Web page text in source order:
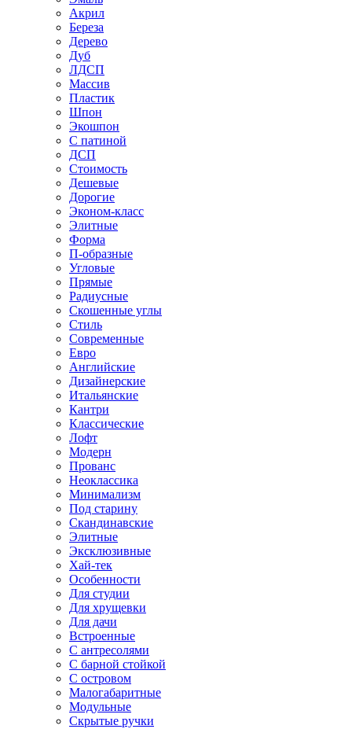
Акрил
Береза
Дерево
Дуб
ЛДСП
Массив
Пластик
Шпон
Экошпон
С патиной
ДСП
Стоимость
Дешевые
Дорогие
Эконом-класс
Элитные
Форма
П-образные
Угловые
Прямые
Радиусные
Скошенные углы
Стиль
Современные
Евро
Английские
Дизайнерские
Итальянские
Кантри
Классические
Лофт
Модерн
Прованс
Неоклассика
Минимализм
Под старину
Скандинавские
Элитные
Эксклюзивные
Хай-тек
Особенности
Для студии
Для хрущевки
Для дачи
Встроенные
С антресолями
С барной стойкой
С островом
Малогабаритные
Модульные
Скрытые ручки